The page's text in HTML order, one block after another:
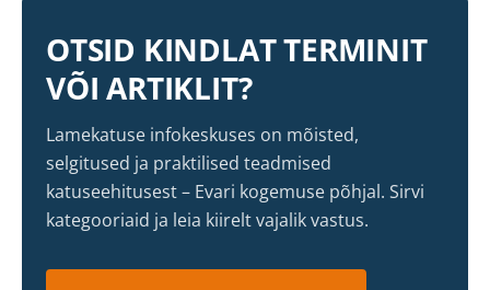
OTSID KINDLAT TERMINIT
VÕI ARTIKLIT?
Lamekatuse infokeskuses on mõisted,
selgitused ja praktilised teadmised
katuseehitusest – Evari kogemuse põhjal. Sirvi
kategooriaid ja leia kiirelt vajalik vastus.